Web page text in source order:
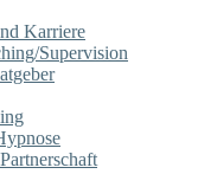
Karriere
Supervision